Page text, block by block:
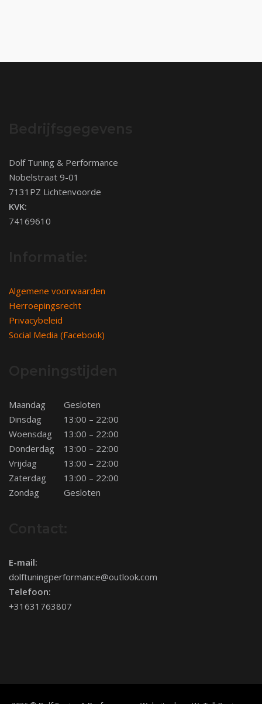
Dolf Tuning & Performance
Nobelstraat 9-01
7131PZ Lichtenvoorde
KVK:
74169610
Algemene voorwaarden
Herroepingsrecht
Privacybeleid
Social Media (Facebook)
Maandag
Gesloten
Dinsdag
13:00 – 22:00
Woensdag
13:00 – 22:00
Donderdag
13:00 – 22:00
Vrijdag
13:00 – 22:00
Zaterdag
13:00 – 22:00
Zondag
Gesloten
E-mail:
dolftuningperformance@outlook.com
Telefoon:
+31631763807